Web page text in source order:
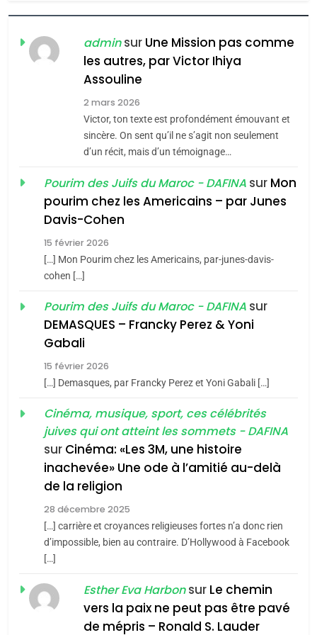
FIÈRE, DIGNE ET RÉSILIENTE :
POURQUOI JE REVENDIQUE
MA JUDAÏTE par Thérèse
Zrihen-Dvir
ISRAÉL JUDAISME
CE QUI NOUS MANQUE –
Jacques Hadida
JUDAISME
Maroc : Les amandes de
Tafraout, le miel de Tadla
du terroir
Oeil ravageur – Vanessa
De Loya Stauber
«Tu dis génocide, je dis
guerre»: La nouvelle
chanson de Boy George
ISRAÉL JUDAISME
Accords d’Isaac:
l’alliance pourrait
s’étendre à 13 pays
ISRAÉL JUDAISME
adminsur Une Mission pas comme
les autres, par Victor Ihiya
Assouline
2 mars 2026
Victor, ton texte est profondément émouvant et
sincère. On sent qu’il ne s’agit non seulement
d’un récit, mais d’un témoignage…
Pourim des Juifs du Maroc - DAFINA sur Mon
pourim chez les Americains – par Junes
Davis-Cohen
15 février 2026
[…] Mon Pourim chez les Americains, par-junes-davis-
cohen […]
Pourim des Juifs du Maroc - DAFINA sur
DEMASQUES – Francky Perez & Yoni
Gabali
15 février 2026
[…] Demasques, par Francky Perez et Yoni Gabali […]
Cinéma, musique, sport, ces célébrités
juives qui ont atteint les sommets - DAFINA
sur Cinéma: «Les 3M, une histoire
inachevée» Une ode à l’amitié au-delà
de la religion
28 décembre 2025
[…] carrière et croyances religieuses fortes n’a donc rien
d’impossible, bien au contraire. D’Hollywood à Facebook
[…]
Esther Eva Harbonsur Le chemin
vers la paix ne peut pas être pavé
de mépris – Ronald S. Lauder
meurtrière selon le rapport
l’antisémitisme
FIÈRE, DIGNE ET RÉSILIENTE :
POURQUOI JE REVENDIQUE
MA JUDAÏTE par Thérèse
Zrihen-Dvir
ISRAÉL
CE QUI NOUS MANQUE –
JUDAISME